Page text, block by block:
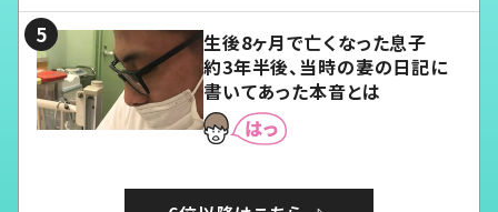
生後8ヶ月で亡くなった息子
約3年半後、当時の妻の日記に
書いてあった本音とは